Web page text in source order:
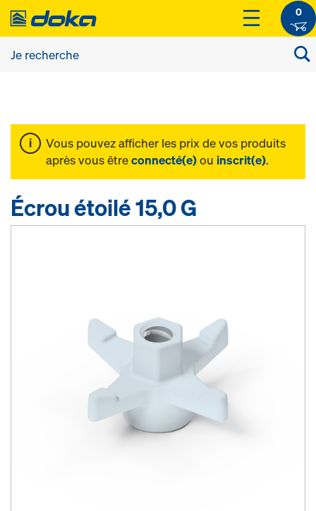
0
Vous pouvez afficher les prix de vos produits
après vous êtreconnecté(e)ou inscrit(e).
Écrou étoilé 15,0 G